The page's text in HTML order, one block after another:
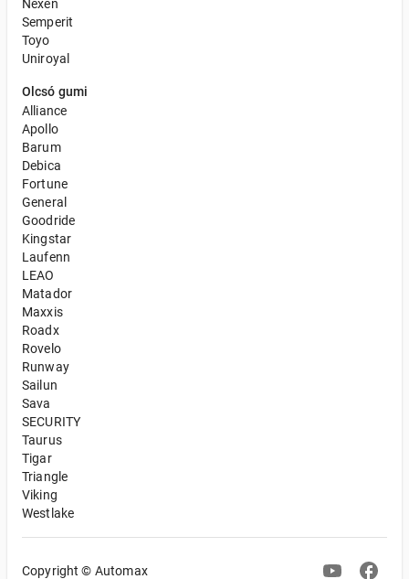
Nexen
Semperit
Toyo
Uniroyal
Olcsó gumi
Alliance
Apollo
Barum
Debica
Fortune
General
Goodride
Kingstar
Laufenn
LEAO
Matador
Maxxis
Roadx
Rovelo
Runway
Sailun
Sava
SECURITY
Taurus
Tigar
Triangle
Viking
Westlake
Copyright © Automax